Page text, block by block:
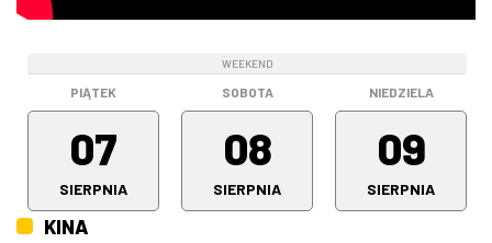
PIĄTEK
07
SIERPNIA
WEEKEND
SOBOTA
08
SIERPNIA
NIEDZIELA
09
SIERPNIA
KINA